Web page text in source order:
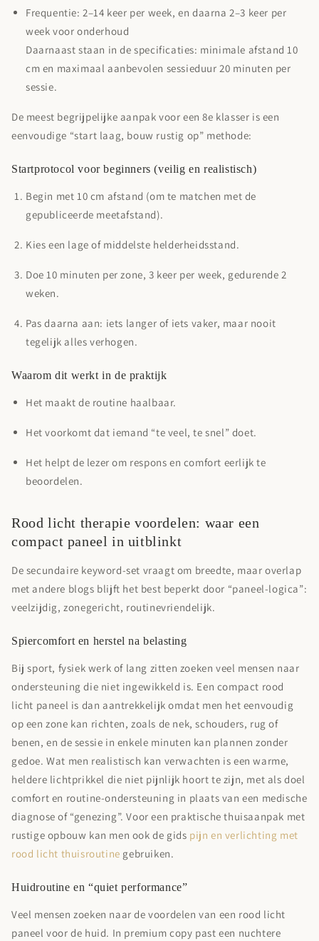
Frequentie: 2–14 keer per week, en daarna 2–3 keer per
week voor onderhoud
Daarnaast staan in de specificaties: minimale afstand 10
cm en maximaal aanbevolen sessieduur 20 minuten per
sessie.
De meest begrijpelijke aanpak voor een 8e klasser is een
eenvoudige “start laag, bouw rustig op” methode:
Startprotocol voor beginners (veilig en realistisch)
Begin met 10 cm afstand (om te matchen met de
gepubliceerde meetafstand).
Kies een lage of middelste helderheidsstand.
Doe 10 minuten per zone, 3 keer per week, gedurende 2
weken.
Pas daarna aan: iets langer of iets vaker, maar nooit
tegelijk alles verhogen.
Waarom dit werkt in de praktijk
Het maakt de routine haalbaar.
Het voorkomt dat iemand “te veel, te snel” doet.
Het helpt de lezer om respons en comfort eerlijk te
beoordelen.
Rood licht therapie voordelen: waar een
compact paneel in uitblinkt
De secundaire keyword-set vraagt om breedte, maar overlap
met andere blogs blijft het best beperkt door “paneel-logica”:
veelzijdig, zonegericht, routinevriendelijk.
Spiercomfort en herstel na belasting
Bij sport, fysiek werk of lang zitten zoeken veel mensen naar
ondersteuning die niet ingewikkeld is. Een compact rood
licht paneel is dan aantrekkelijk omdat men het eenvoudig
op een zone kan richten, zoals de nek, schouders, rug of
benen, en de sessie in enkele minuten kan plannen zonder
gedoe. Wat men realistisch kan verwachten is een warme,
heldere lichtprikkel die niet pijnlijk hoort te zijn, met als doel
comfort en routine-ondersteuning in plaats van een medische
diagnose of “genezing”. Voor een praktische thuisaanpak met
rustige opbouw kan men ook de gids pijn en verlichting met
rood licht thuisroutine gebruiken.
Huidroutine en “quiet performance”
Veel mensen zoeken naar de voordelen van een rood licht
paneel voor de huid. In premium copy past een nuchtere